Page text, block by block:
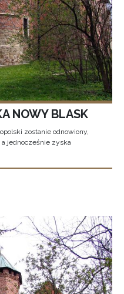
NOWY BLASK
zostanie odnowiony,
jednocześnie zyska